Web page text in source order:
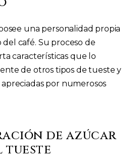
una personalidad propia
café. Su proceso de
características que lo
de otros tipos de tueste y
por numerosos
de azúcar
tueste